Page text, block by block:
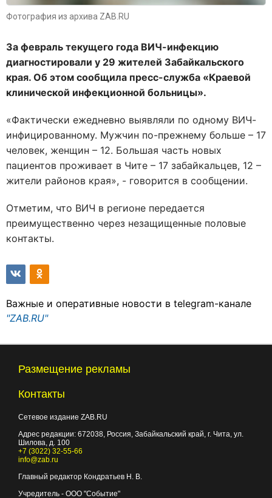
Фотография из архива ZAB.RU
За февраль текущего года ВИЧ-инфекцию
диагностировали у 29 жителей Забайкальского
края. Об этом сообщила пресс-служба «Краевой
клинической инфекционной больницы».
«Фактически ежедневно выявляли по одному ВИЧ-
инфицированному. Мужчин по-прежнему больше – 17
человек, женщин – 12. Большая часть новых
пациентов проживает в Чите – 17 забайкальцев, 12 –
жители районов края», - говорится в сообщении.
Отметим, что ВИЧ в регионе передается
преимущественно через незащищенные половые
контакты.
Важные и оперативные новости в telegram-канале
"ZAB.RU"
Размещение рекламы
Контакты
Сетевое издание ZAB.RU
Адрес редакции: 672038 , Россия, Забайкальский край, г. Чита ул.
Шилова, д. 100
+7 (3022) 32-55-66
info@zab.ru
Главный редактор Кондратьев Н. В.
Учредитель - ООО "Событие"